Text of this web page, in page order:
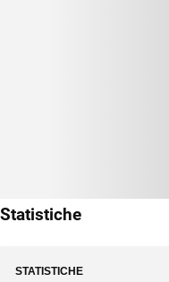
Statistiche
STATISTICHE